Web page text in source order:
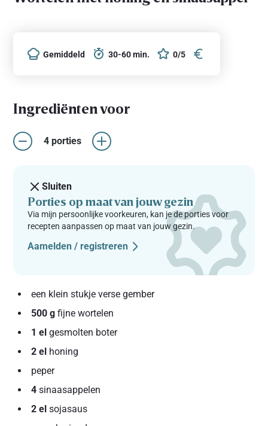
Gemiddeld 30-60 min. 0/5
Ingrediënten voor
4 porties
Sluiten
Porties op maat van jouw gezin
Via mijn persoonlijke voorkeuren, kan je de porties voor
recepten aanpassen op maat van jouw gezin.
Aamelden / registreren
een klein stukje verse gember
500 g fijne wortelen
1 el gesmolten boter
2 el honing
peper
4sinaasappelen
2 el sojasaus